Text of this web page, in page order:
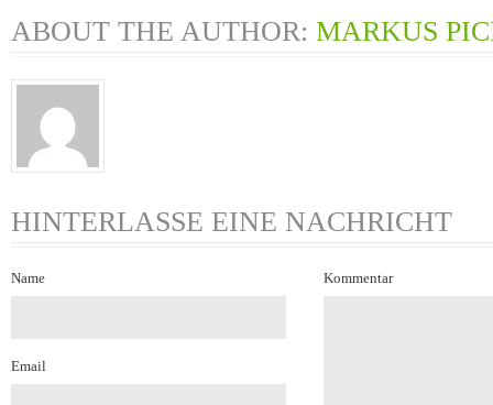
ABOUT THE AUTHOR: MARKUS
HINTERLASSE EINE NACHRICHT
Name
Email
Kommentar